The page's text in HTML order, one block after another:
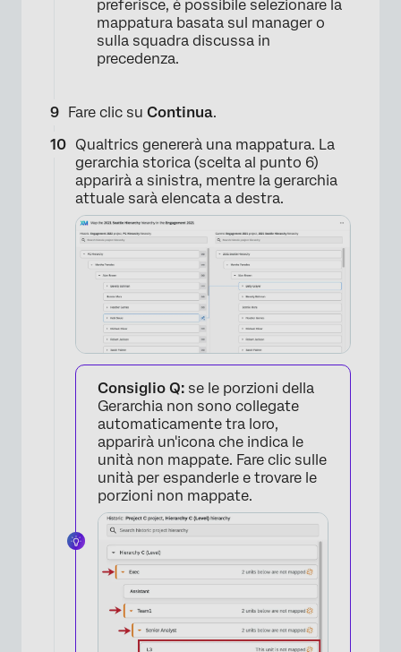
preferisce, è possibile selezionare la
mappatura basata sul manager o
sulla squadra discussa in
precedenza.
Fare clic su Continua.
Qualtrics genererà una mappatura. La
gerarchia storica (scelta al punto 6)
apparirà a sinistra, mentre la gerarchia
attuale sarà elencata a destra.
Consiglio Q: se le porzioni della
Gerarchia non sono collegate
automaticamente tra loro,
apparirà un'icona che indica le
unità non mappate. Fare clic sulle
unità per espanderle e trovare le
porzioni non mappate.